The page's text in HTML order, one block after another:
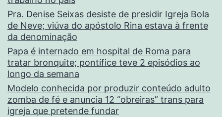
Pra. Denise Seixas desiste de presidir Igreja Bola
de Neve; viúva do apóstolo Rina estava à frente
da denominação
Papa é internado em hospital de Roma para
tratar bronquite; pontífice teve 2 episódios ao
longo da semana
Modelo conhecida por produzir conteúdo adulto
zomba de fé e anuncia 12 “obreiras” trans para
igreja que pretende fundar